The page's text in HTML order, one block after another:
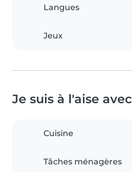
Langues
Jeux
Je suis à l'aise avec
Cuisine
Tâches ménagères